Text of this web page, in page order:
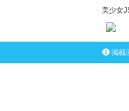
美少女
掲載